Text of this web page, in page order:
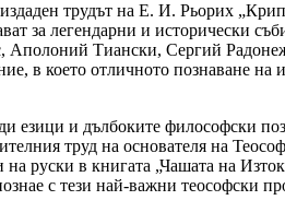
трудът на Е. И. Рьорих
за легендарни и исторически
Тиански, Сергий
в което отличното познаване на
езици и дълбоките философски
труд на основателя на
руски в книгата „Чашата на
с тези най-важни теософски